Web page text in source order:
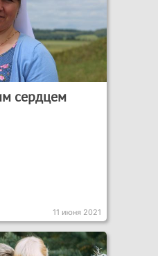
сердцем
11 июня 2021